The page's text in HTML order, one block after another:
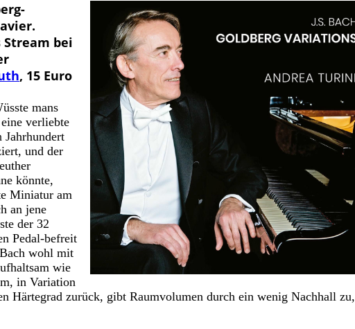
Stream bei
, 15 Euro
mans
verliebte
Jahrhundert
und der
könnte,
Miniatur am
an jene
der 32
Pedal-befreit
wohl mit
wie
in Variation
Härtegrad zurück, gibt Raumvolumen durch ein wenig Nachhall zu,